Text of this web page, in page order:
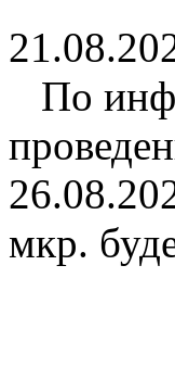
По
мкр.